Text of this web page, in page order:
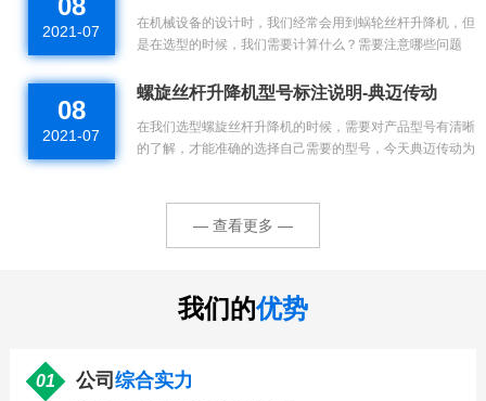
08
2021-07
在机械设备的设计时，我们经常会用到蜗轮丝杆升降机，但
是在选型的时候，我们需要计算什么？需要注意哪些问题
用到蜗轮丝...
08
2021-07
螺旋丝杆升降机型号标注说明-典迈传动
在我们选型螺旋丝杆升降机的时候，需要对产品型号有清晰
的了解，才能准确的选择自己需要的型号，今天典迈传动为
— 查看更多 —
我们的优势
01 公司 综合实力